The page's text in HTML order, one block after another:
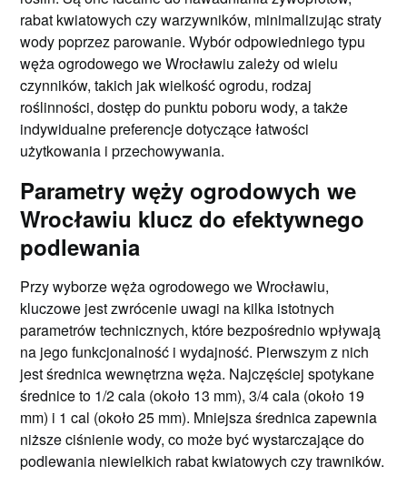
rabat kwiatowych czy warzywników, minimalizując straty
wody poprzez parowanie. Wybór odpowiedniego typu
węża ogrodowego we Wrocławiu zależy od wielu
czynników, takich jak wielkość ogrodu, rodzaj
roślinności, dostęp do punktu poboru wody, a także
indywidualne preferencje dotyczące łatwości
użytkowania i przechowywania.
Parametry węży ogrodowych we
Wrocławiu klucz do efektywnego
podlewania
Przy wyborze węża ogrodowego we Wrocławiu,
kluczowe jest zwrócenie uwagi na kilka istotnych
parametrów technicznych, które bezpośrednio wpływają
na jego funkcjonalność i wydajność. Pierwszym z nich
jest średnica wewnętrzna węża. Najczęściej spotykane
średnice to 1/2 cala (około 13 mm), 3/4 cala (około 19
mm) i 1 cal (około 25 mm). Mniejsza średnica zapewnia
niższe ciśnienie wody, co może być wystarczające do
podlewania niewielkich rabat kwiatowych czy trawników.